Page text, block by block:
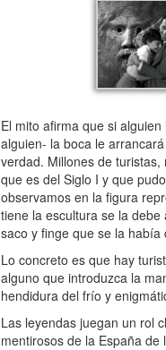
El mito afirma que si
alguien- la boca le
verdad. Millones de
que es del Siglo I y que
observamos en la figura
tiene la escultura se la
saco y finge que se la
Lo concreto es que hay
alguno que introduzca la
hendidura del frío y
Las leyendas juegan un rol
mentirosos de la España